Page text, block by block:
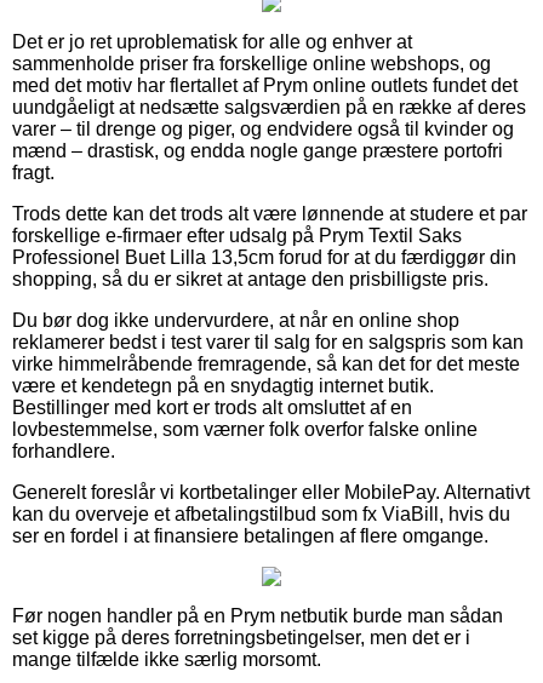
Det er jo ret uproblematisk for alle og enhver at
sammenholde priser fra forskellige online webshops, og
med det motiv har flertallet af Prym online outlets fundet det
uundgåeligt at nedsætte salgsværdien på en række af deres
varer – til drenge og piger, og endvidere også til kvinder og
mænd – drastisk, og endda nogle gange præstere portofri
fragt.
Trods dette kan det trods alt være lønnende at studere et par
forskellige e-firmaer efter udsalg på Prym Textil Saks
Professionel Buet Lilla 13,5cm forud for at du færdiggør din
shopping, så du er sikret at antage den prisbilligste pris.
Du bør dog ikke undervurdere, at når en online shop
reklamerer bedst i test varer til salg for en salgspris som kan
virke himmelråbende fremragende, så kan det for det meste
være et kendetegn på en snydagtig internet butik.
Bestillinger med kort er trods alt omsluttet af en
lovbestemmelse, som værner folk overfor falske online
forhandlere.
Generelt foreslår vi kortbetalinger eller MobilePay. Alternativt
kan du overveje et afbetalingstilbud som fx ViaBill, hvis du
ser en fordel i at finansiere betalingen af flere omgange.
Før nogen handler på en Prym netbutik burde man sådan
set kigge på deres forretningsbetingelser, men det er i
mange tilfælde ikke særlig morsomt.